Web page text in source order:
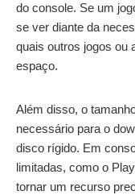
do console. Se um
se ver diante da
quais outros jogos ou
espaço.
Além disso, o
necessário para o
disco rígido. Em
limitadas, como o
tornar um recurso